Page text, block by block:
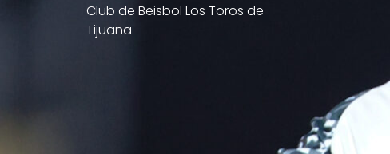
Club de Beisbol Los Toros de
Tijuana